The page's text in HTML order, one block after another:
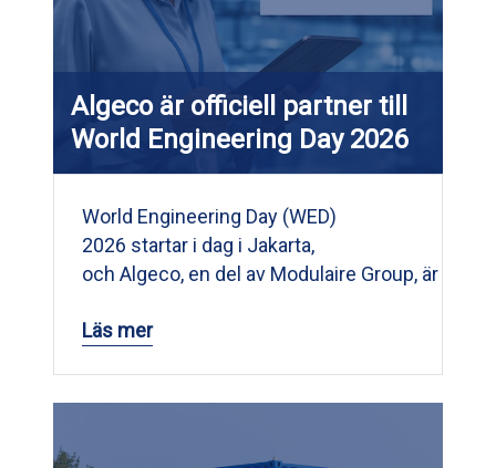
Algeco är officiell partner till
World Engineering Day 2026
World Engineering Day (WED)
2026 startar i dag i Jakarta,
och Algeco, en del av Modulaire Group, är
Läs mer